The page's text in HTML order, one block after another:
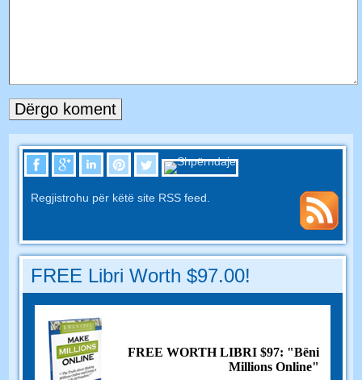
Regjistrohu për këtë site RSS feed.
FREE Libri Worth $97.00!
FREE WORTH LIBRI $97: "Bëni
Millions Online"